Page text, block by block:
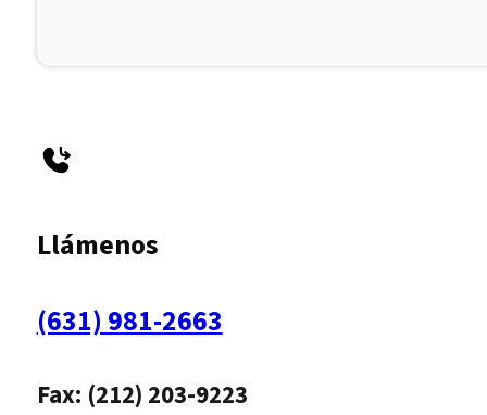
Llámenos
(631) 981-2663
Fax: (212) 203-9223